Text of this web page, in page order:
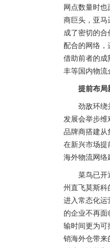
网点数量时
商巨头，亚马
成了密切的
配合的网络
借助前者的成
丰等国内物流
提前布局
劲敌环绕
发展会举步
品牌商搭建从
在新兴市场提
海外物流网络
菜鸟已开
州直飞莫斯科
进入常态化运
的企业不再面
输时间更为可
销海外仓带来